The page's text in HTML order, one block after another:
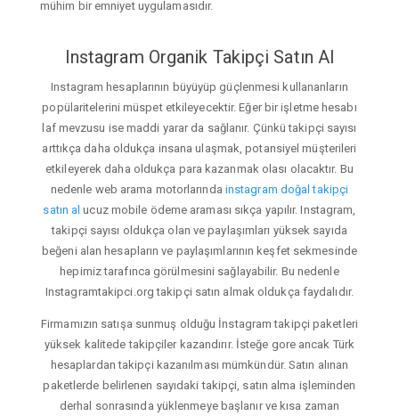
mühim bir emniyet uygulamasıdır.
Instagram Organik Takipçi Satın Al
Instagram hesaplarının büyüyüp güçlenmesi kullananların
popülaritelerini müspet etkileyecektir. Eğer bir işletme hesabı
laf mevzusu ise maddi yarar da sağlanır. Çünkü takipçi sayısı
arttıkça daha oldukça insana ulaşmak, potansiyel müşterileri
etkileyerek daha oldukça para kazanmak olası olacaktır. Bu
nedenle web arama motorlarında instagram doğal takipçi
satın al ucuz mobile ödeme araması sıkça yapılır. Instagram,
takipçi sayısı oldukça olan ve paylaşımları yüksek sayıda
beğeni alan hesapların ve paylaşımlarının keşfet sekmesinde
hepimiz tarafınca görülmesini sağlayabilir. Bu nedenle
Instagramtakipci.org takipçi satın almak oldukça faydalıdır.
Firmamızın satışa sunmuş olduğu İnstagram takipçi paketleri
yüksek kalitede takipçiler kazandırır. İsteğe gore ancak Türk
hesaplardan takipçi kazanılması mümkündür. Satın alınan
paketlerde belirlenen sayıdaki takipçi, satın alma işleminden
derhal sonrasında yüklenmeye başlanır ve kısa zaman